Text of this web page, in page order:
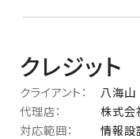
クレジット
クライアント：
八海山
代理店：
株式
対応範囲：
情報設